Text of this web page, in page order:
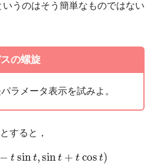
うのはそう簡単なものではない
の螺旋
ラメータ表示を試みよ。
とすると，
− t sint,sint + t cos t)
t sin ,sin +t cos